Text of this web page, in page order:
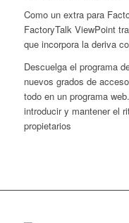
Como un extra para
FactoryTalk ViewPoint
que incorpora la deriva
Descuelga el programa
nuevos grados de
todo en un programa
introducir y mantener el
propietarios